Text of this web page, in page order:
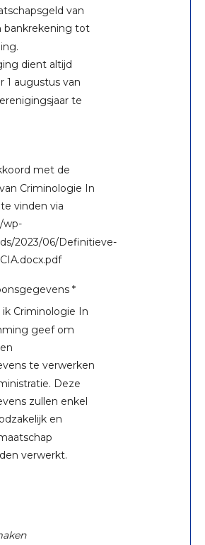
van
bankrekening tot
dient altijd
1 augustus van
te
met de
Criminologie In
vinden via
wp-
2023/06/Definitieve-
*
ik Criminologie In
geef om
te verwerken
Deze
zullen enkel
en
verwerkt.